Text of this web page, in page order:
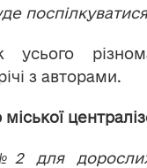
з авторами.
для